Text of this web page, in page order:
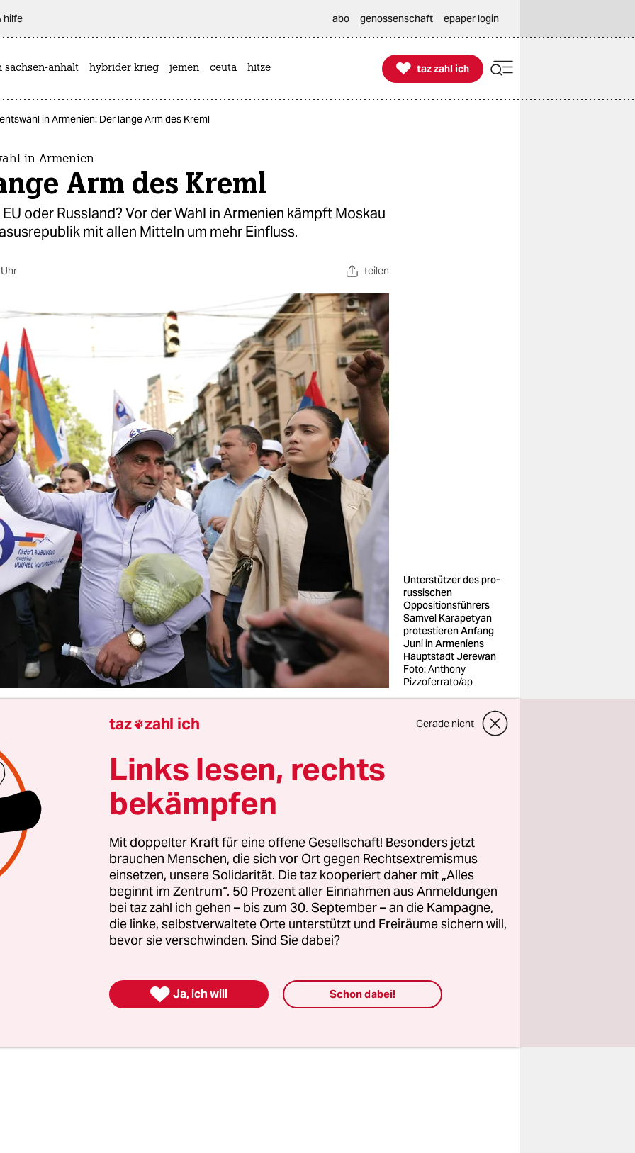
hilfe abo genossenschaft epaper login
sachsen-anhalt hybrider krieg jemen ceuta hitze 
taz zahl ich
taz zahl ich
in Armenien: Der lange Arm des Kreml
in Armenien
Arm des Kreml
oder Russland? Vor der Wahl in Armenien kämpft Moskau
mit allen Mitteln um mehr Einfluss.
teilen
Unterstützer des pro-
russischen
Oppositionsführers
Samvel Karapetyan
protestieren Anfang
Juni in Armeniens
Hauptstadt Jerewan
Foto: Anthony
Pizzoferrato/ap
russisches Gas“, „wie die EU Armenien benutzt“,
dem Weg der Ukraine“ – mit vielen mithilfe von
Intelligenz generierten Fotomontagen bebilderten
versucht der Blogger Nikita Kondratow derzeit
YouTube Stimmung zu machen. „Armenien wird wie
gegen Russland eingesetzt“, behauptet der vollbärtige
mit zurück gegeltem Haar über das Kaukasusland, das
seine neue Führung wählt.
drehten sich Kondratows Beiträge meist um Moldau, die
taz zahl ich Gerade nicht
Links lesen, rechts
bekämpfen
Mit doppelter Kraft für eine offene Gesellschaft! Besonders jetzt
brauchen Menschen, die sich vor Ort gegen Rechtsextremismus
einsetzen, unsere Solidarität. Die taz kooperiert daher mit „Alles
beginnt im Zentrum“. 50 Prozent aller Einnahmen aus Anmeldungen
bei taz zahl ich gehen – bis zum 30. September – an die Kampagne,
die linke, selbstverwaltete Orte unterstützt und Freiräume sichern will,
bevor sie verschwinden. Sind Sie dabei?
 Ja, ich will Schon dabei!